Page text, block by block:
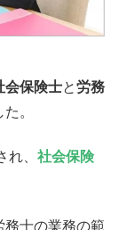
会保険士と労務
。
れ、 社会保険
務士の業務の範